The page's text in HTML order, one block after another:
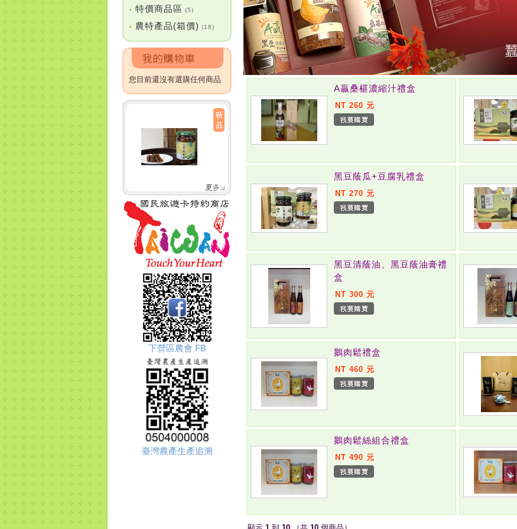
• 特價商品區 (5)
• 農特產品(箱價) (18)
您目前還沒有選購任何商品
下營區農會 FB
臺灣農產生產追溯
A贏桑椹濃縮汁禮盒
NT 260 元
黑豆蔭瓜+豆腐乳禮盒
NT 270 元
黑豆清蔭油、黑豆蔭油膏禮
盒
NT 300 元
鵝肉鬆禮盒
NT 460 元
鵝肉鬆絲組合禮盒
NT 490 元